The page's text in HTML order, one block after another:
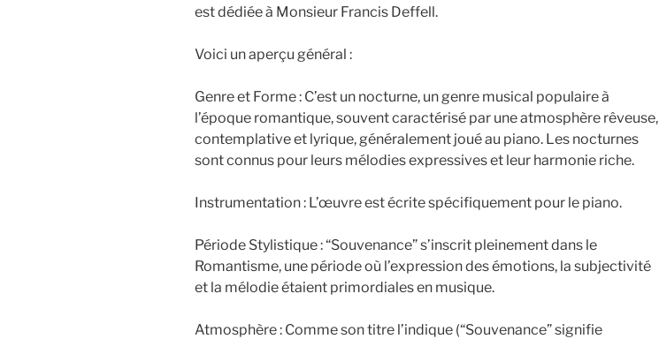
est dédiée à Monsieur Francis Deffell.
Voici un aperçu général :
Genre et Forme : C’est un nocturne, un genre musical populaire à
l’époque romantique, souvent caractérisé par une atmosphère rêveuse,
contemplative et lyrique, généralement joué au piano. Les nocturnes
sont connus pour leurs mélodies expressives et leur harmonie riche.
Instrumentation : L’œuvre est écrite spécifiquement pour le piano.
Période Stylistique : “Souvenance” s’inscrit pleinement dans le
Romantisme, une période où l’expression des émotions, la subjectivité
et la mélodie étaient primordiales en musique.
Atmosphère : Comme son titre l’indique (“Souvenance” signifie